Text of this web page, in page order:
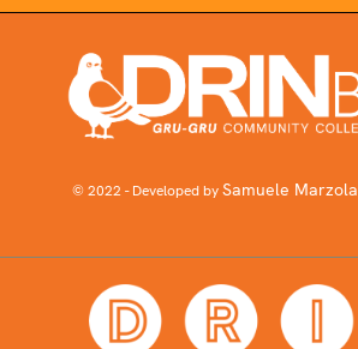
© 2022 - Developed bySamuele Marzola